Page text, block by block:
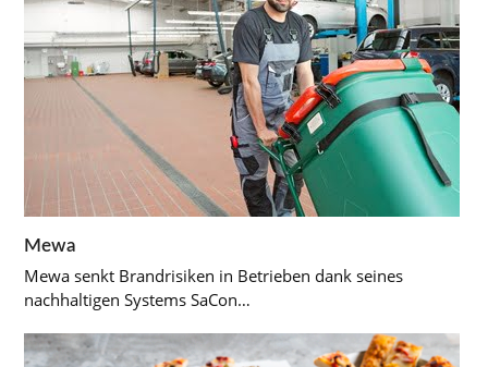
Mewa
Mewa senkt Brandrisiken in Betrieben dank seines
nachhaltigen Systems SaCon…